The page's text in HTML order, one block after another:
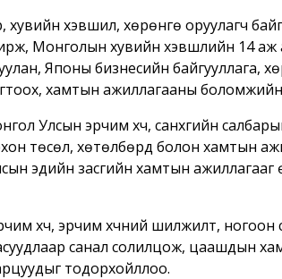
хэвшил, хөрөнгө оруулагч
Монголын хувийн хэвшлийн 14 аж
Японы бизнесийн байгууллага,
хамтын ажиллагааны
Улсын эрчим хүч, санхүүгийн
төсөл, хөтөлбөрүүд болон хамтын
эдийн засгийн хамтын ажиллагааг
хүч, эрчим хүчний шилжилт,
санал солилцож, цаашдын
тодорхойллоо.